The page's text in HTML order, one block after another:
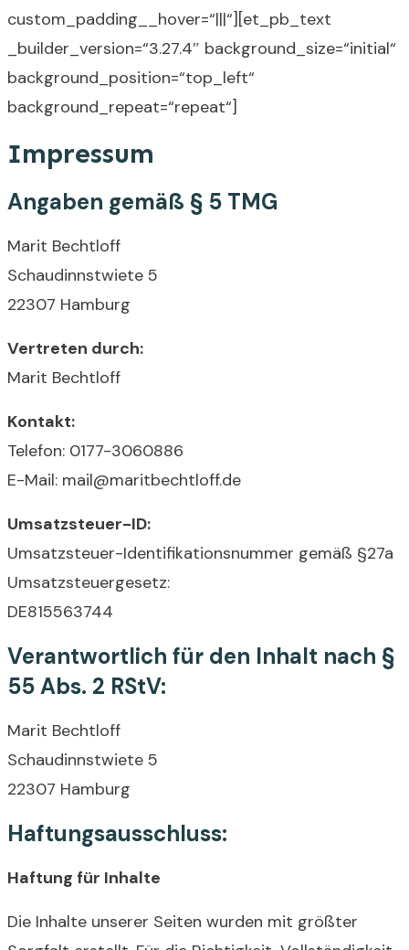
custom_padding__hover=“|||“][et_pb_text
_builder_version=“3.27.4″ background_size=“initial“
background_position=“top_left“
background_repeat=“repeat“]
Impressum
Angaben gemäß § 5 TMG
Marit Bechtloff
Schaudinnstwiete 5
22307 Hamburg
Vertreten durch:
Marit Bechtloff
Kontakt:
Telefon: 0177-3060886
E-Mail: mail@maritbechtloff.de
Umsatzsteuer-ID:
Umsatzsteuer-Identifikationsnummer gemäß §27a
Umsatzsteuergesetz:
DE815563744
Verantwortlich für den Inhalt nach §
55 Abs. 2 RStV:
Marit Bechtloff
Schaudinnstwiete 5
22307 Hamburg
Haftungsausschluss:
Haftung für Inhalte
Die Inhalte unserer Seiten wurden mit größter